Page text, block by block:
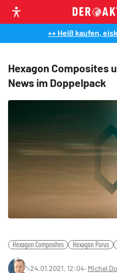
++ Heiß kaufen,
Hexagon Composites
News im Doppelpack
Hexagon Composites Hexagon Purus
24.01.2021, 12:04‧ Michel